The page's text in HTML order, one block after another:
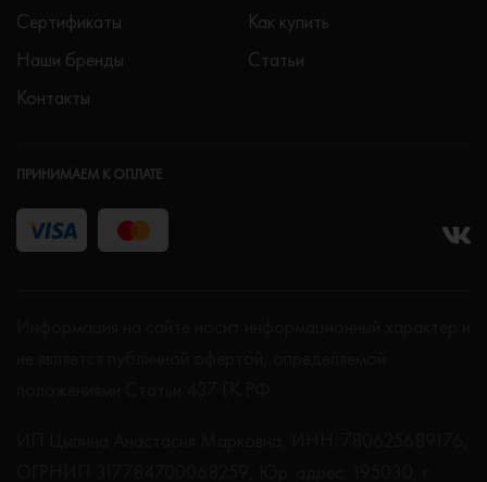
Сертификаты
Наши бренды
Контакты
Как купить
Статьи
ПРИНИМАЕМ К ОПЛАТЕ